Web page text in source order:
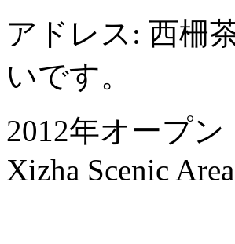
アドレス: 西柵
いです。
2012年オープン
Xizha Scenic